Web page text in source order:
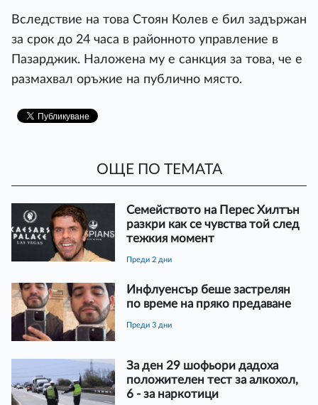
Вследствие на това Стоян Колев е бил задържан
за срок до 24 часа в районното управление в
Пазарджик. Наложена му е санкция за това, че е
размахвал оръжие на публично място.
ОЩЕ ПО ТЕМАТА
Семейството на Перес Хилтън
разкри как се чувства той след
тежкия момент
преди 2 дни
Инфлуенсър беше застрелян
по време на пряко предаване
преди 3 дни
За ден 29 шофьори дадоха
положителен тест за алкохол,
6 - за наркотици